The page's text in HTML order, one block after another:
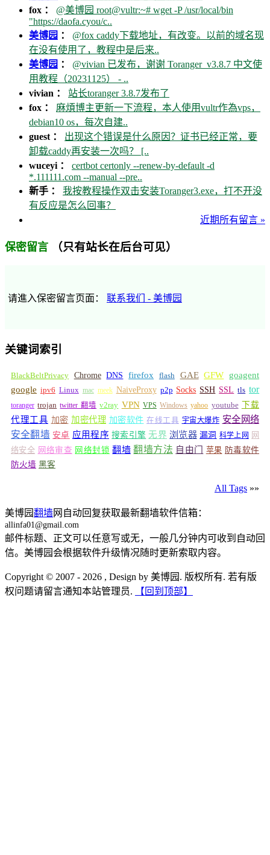
fox ： @美博园 root@vultr:~# wget -P /usr/local/bin
"https://daofa.cyou/c..
美博园 ： @fox caddy下载地址，有改变。以前的域名现
在没有使用了，教程中是后来..
美博园 ： @vivian 已发布，谢谢 Toranger_v3.8.7 中文使
用教程（20231125） - ..
vivian ： 站长toranger 3.8.7发布了
fox ： 麻煩博主更新一下流程，本人使用vultr作為vps，
debian10 os，每次自建..
guest ： 出现这个错误是什么原因？证书已经正常，要
卸载caddy再安装一次吗？ [..
wuceyi ： certbot certonly --renew-by-default -d
*.111111.com --manual --pre..
新手 ： 我按教程操作双击安装Toranger3.exe，打不开没
有反应是怎么回事？
近期所有留言 »
保密留言 （只有站长在后台可见）
请進入保密留言页面： 联系我们 - 美博园
关键词索引
BlackBeltPrivacy Chrome DNS firefox flash GAE GFW
goagent
google ipv6 Linux mac meek NaiveProxy p2p Socks SSH SSL tls tor
toranger trojan twitter 翻墙 v2ray VPN VPS Windows yahoo youtube 下载
代理工具 加密 加密代理 加密软件 在线工具 宇宙大爆炸 安全网络
安全翻墙 安卓 应用程序 搜索引擎 无界 浏览器 漏洞 科学上网 网
络安全 网络审查 网络封锁 翻墙 翻墙方法 自由门 苹果 防毒软件
防火墙 黑客
All Tags »»
美博园翻墙网自动回复获取最新翻墙软件信箱：
allinfa01@gmail.com
邮件标题、正文可以任意写或无，一般几分钟内可收到自动回
信。美博园会根据软件升级情况随时更新索取内容。
Copyright © 2007 - 2026 , Design by 美博园. 版权所有. 若有版
权问题请留言通知本站管理员.
【回到顶部】